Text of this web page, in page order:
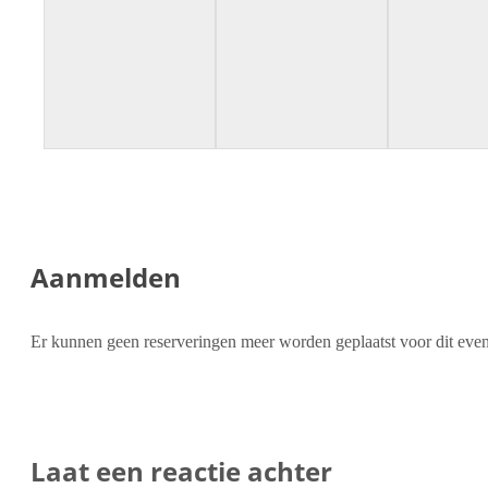
Aanmelden
Er kunnen geen reserveringen meer worden geplaatst voor dit
Laat een reactie achter